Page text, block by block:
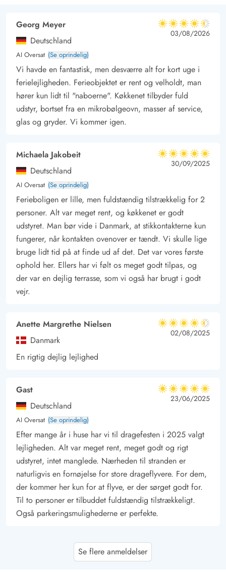
færgen. Færgeturen varer blot 12 minutter, og så er I fremme
på Fanø, og ferien kan gå i gang!
Georg Meyer
Deutschland
AI Oversat (Se oprindelig)
4.5 ud af 5
4.5 ud af 5
4.5 out of 5
03/08/2026
Vi havde en fantastisk, men desværre alt for kort uge i
ferielejligheden. Ferieobjektet er rent og velholdt, man
hører kun lidt til "naboerne". Køkkenet tilbyder fuld
udstyr, bortset fra en mikrobølgeovn, masser af service,
glas og gryder. Vi kommer igen.
Michaela Jakobeit
Deutschland
AI Oversat (Se oprindelig)
5 ud af 5
5 ud af 5
5 out of 5
30/09/2025
Ferieboligen er lille, men fuldstændig tilstrækkelig for 2
personer. Alt var meget rent, og køkkenet er godt
udstyret. Man bør vide i Danmark, at stikkontakterne kun
fungerer, når kontakten ovenover er tændt. Vi skulle lige
bruge lidt tid på at finde ud af det. Det var vores første
ophold her. Ellers har vi følt os meget godt tilpas, og
der var en dejlig terrasse, som vi også har brugt i godt
vejr.
Anette Margrethe Nielsen
Danmark
4.5 ud af 5
4.5 ud af 5
4.5 out of 5
02/08/2025
En rigtig dejlig lejlighed
Gast
Deutschland
AI Oversat (Se oprindelig)
5 ud af 5
5 ud af 5
5 out of 5
23/06/2025
Efter mange år i huse har vi til dragefesten i 2025 valgt
lejligheden. Alt var meget rent, meget godt og rigt
udstyret, intet manglede. Nærheden til stranden er
naturligvis en fornøjelse for store drageflyvere. For dem,
der kommer her kun for at flyve, er der sørget godt for.
Til to personer er tilbuddet fuldstændig tilstrækkeligt.
Også parkeringsmulighederne er perfekte.
Se flere anmeldelser